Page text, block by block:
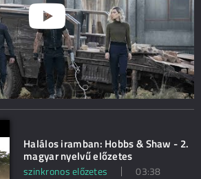
Halálos iramban: Hobbs & Shaw - 2.
magyar nyelvű előzetes
szinkronos előzetes 03:38